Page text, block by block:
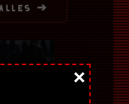
alles ➔
×